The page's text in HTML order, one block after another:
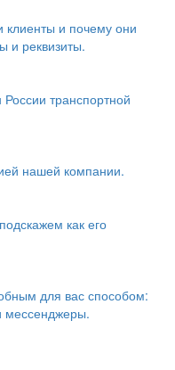
и почему они
и реквизиты.
транспортной
нашей компании.
как его
для вас способом:
мессенджеры.